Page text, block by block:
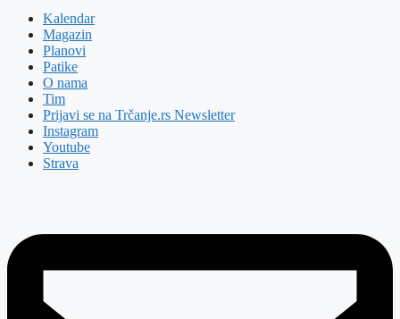
Kalendar
Magazin
Planovi
Patike
O nama
Tim
Prijavi se na Trčanje.rs Newsletter
Instagram
Youtube
Strava